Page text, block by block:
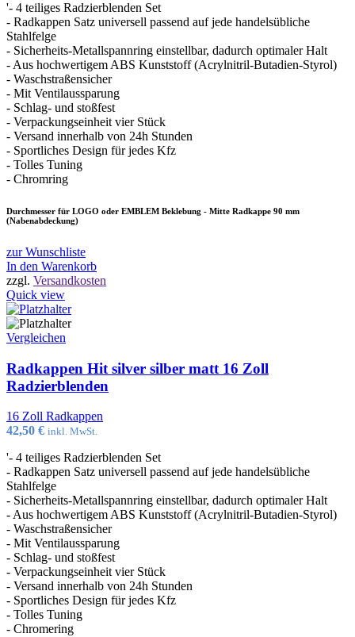
war:
54,95 €
ist:
47,95 €.
'- 4 teiliges Radzierblenden Set
- Radkappen Satz universell passend auf jede handelsübliche
Stahlfelge
- Sicherheits-Metallspannring einstellbar, dadurch optimaler Halt
- Aus hochwertigem ABS Kunststoff (Acrylnitril-Butadien-Styrol)
- Waschstraßensicher
- Mit Ventilaussparung
- Schlag- und stoßfest
- Verpackungseinheit vier Stück
- Versand innerhalb von 24h Stunden
- Sportliches Design für jedes Kfz
- Tolles Tuning
- Chromring
Durchmesser für LOGO oder EMBLEM Beklebung - Mitte Radkappe 90 mm
(Nabenabdeckung)
zur Wunschliste
In den Warenkorb
zzgl. Versandkosten
Quick view
Vergleichen
Radkappen Hit silver silber matt 16 Zoll
Radzierblenden
16 Zoll Radkappen
42,50 € inkl. MwSt.
'- 4 teiliges Radzierblenden Set
- Radkappen Satz universell passend auf jede handelsübliche
Stahlfelge
- Sicherheits-Metallspannring einstellbar, dadurch optimaler Halt
- Aus hochwertigem ABS Kunststoff (Acrylnitril-Butadien-Styrol)
- Waschstraßensicher
- Mit Ventilaussparung
- Schlag- und stoßfest
- Verpackungseinheit vier Stück
- Versand innerhalb von 24h Stunden
- Sportliches Design für jedes Kfz
- Tolles Tuning
- Chromering